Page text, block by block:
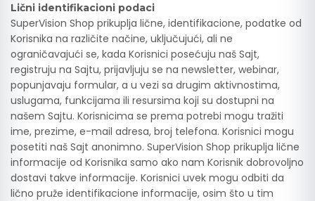
Lični identifikacioni podaci
SuperVision Shop prikuplja lične, identifikacione, podatke od
Korisnika na različite načine, uključujući, ali ne
ograničavajući se, kada Korisnici posećuju naš Sajt,
registruju na Sajtu, prijavljuju se na newsletter, webinar,
popunjavaju formular, a u vezi sa drugim aktivnostima,
uslugama, funkcijama ili resursima koji su dostupni na
našem Sajtu. Korisnicima se prema potrebi mogu tražiti
ime, prezime, e-mail adresa, broj telefona. Korisnici mogu
posetiti naš Sajt anonimno. SuperVision Shop prikuplja lične
informacije od Korisnika samo ako nam Korisnik dobrovoljno
dostavi takve informacije. Korisnici uvek mogu odbiti da
lično pruže identifikacione informacije, osim što u tim